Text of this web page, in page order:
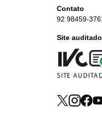
Contato
92 98459-
Site